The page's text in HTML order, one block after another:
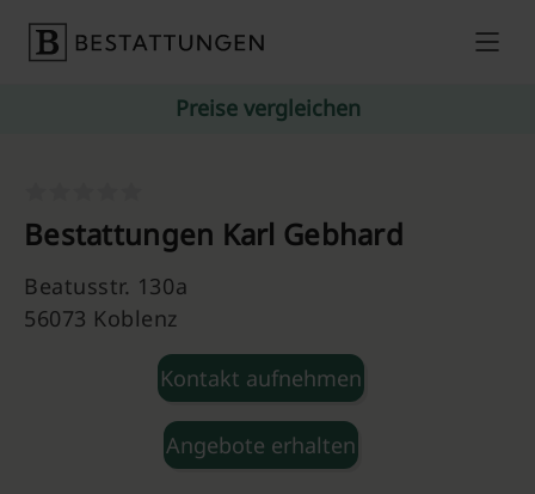
Preise vergleichen
Bestattungen Karl Gebhard
Beatusstr. 130a
56073 Koblenz
Kontakt aufnehmen
Angebote erhalten